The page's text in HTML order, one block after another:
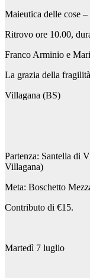
Maieutica delle cose
Ritrovo ore 10.00,
Franco Arminio e
La grazia della fragilità
Villagana (BS)
Partenza: Santella di
Villagana)
Meta: Boschetto
Contributo di €15.
Martedì 7 luglio